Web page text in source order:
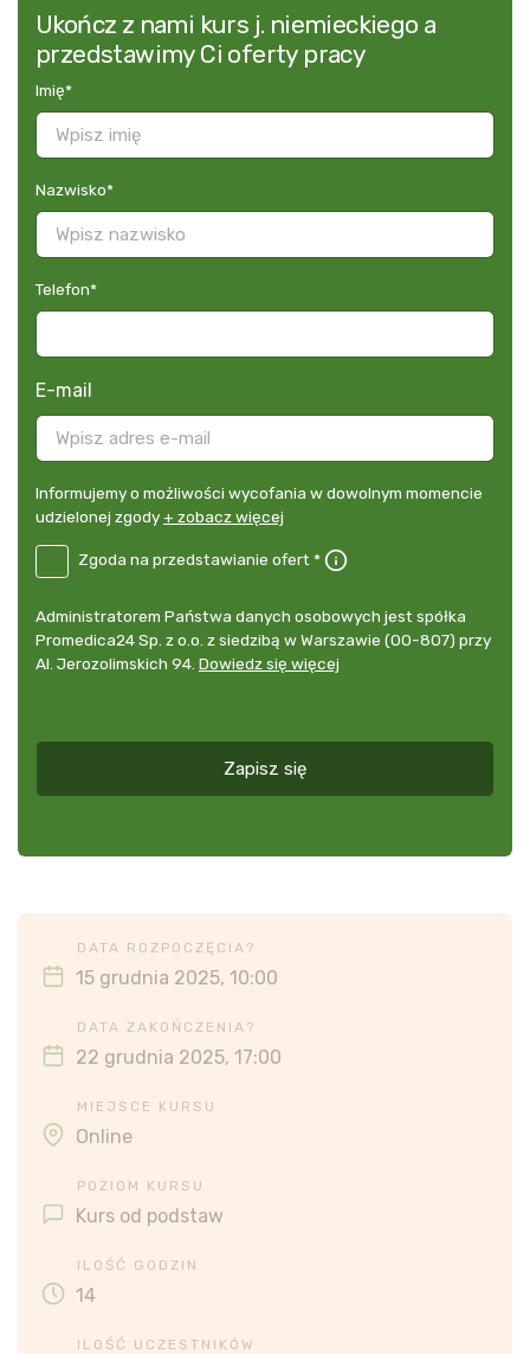
Ukończ z nami kurs j. niemieckiego a
przedstawimy Ci oferty pracy
Imię*
Nazwisko*
Telefon*
E-mail
Informujemy
o
wycofania
dowolnym
momencie
udzielonej
Informujemy o możliwości wycofania w dowolnym momencie
udzielonej zgody+ zobacz więcej
DE
przedstawianie
Zgoda na przedstawianie ofert *
Administrator
danych
osobowych
Administratorem Państwa danych osobowych jest spółka
Promedica24 Sp. z o.o. z siedzibą w Warszawie (00-807) przy
Al. Jerozolimskich 94. Dowiedz się więcej
Zapisz się
DATA ROZPOCZĘCIA?
15 grudnia 2025, 10:00
DATA ZAKOŃCZENIA?
22 grudnia 2025, 17:00
MIEJSCE KURSU
Online
POZIOM KURSU
Kurs od podstaw
ILOŚĆ GODZIN
14
ILOŚĆ UCZESTNIKÓW